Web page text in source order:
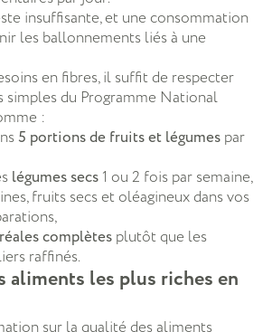
insuffisante, et une consommation
les ballonnements liés à une
en fibres, il suffit de respecter
simples du Programme National
:
5 portions de fruits et légumes par
légumes secs 1 ou 2 fois par semaine,
fruits secs et oléagineux dans vos
complètes plutôt que les
raffinés.
aliments les plus riches en
sur la qualité des aliments